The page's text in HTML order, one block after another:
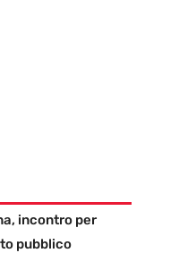
incontro per
pubblico